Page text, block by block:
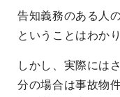
告知義務のある人
ということはわか
しかし、実際には
分の場合は事故物